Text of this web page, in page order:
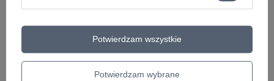
Śledzenie przesyłki
Chcę zareklamować produkt
Chcę odstąpić od umowy
Chcę wymienić produktPotwierdzam wybrane
Potwierdzam wszystkie